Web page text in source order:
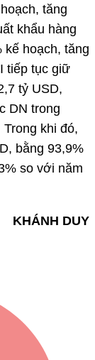
tăng
khẩu hàng
kế hoạch, tăng
tiếp tục giữ
tỷ USD,
DN trong
khi đó,
bằng 93,9%
so với năm
KHÁNH DUY